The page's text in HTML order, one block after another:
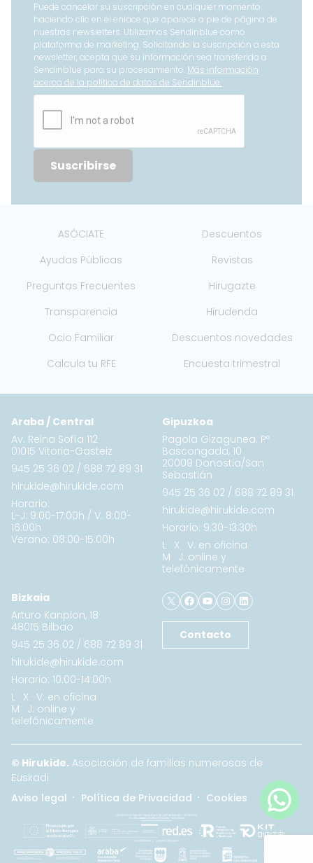
Puede cancelar su suscripción en cualquier momento
haciendo clic en el enlace que aparece a pie de página de
nuestras newsletters. Utilizamos Sendinblue como
plataforma de marketing. Solicitando la suscripción a esta
newsletter, acepta que su información sea transferida a
Sendinblue para su procesamiento. Más información
acerca de la política de datos de Sendinblue.
Suscribirse
ASÓCIATE
Descuentos
Ayudas Públicas
Revistas
Preguntas Frecuentes
Hirugazte
Transparencia
Hirudenda
Ocio Familiar
Descuentos novedades
Calcula tu RFE
Encuesta trimestral
Araba / Central
Av. Reina Sofía 112
01015 Vitoria-Gasteiz
945 25 36 02 / 688 72 89 31
hirukide@hirukide.com
Horario:
L-J: 9:00-17:00h / V: 8:00-
16:00h
Verano: 08:00-15:00h
Gipuzkoa
Pagola Gizagunea. Pº
Bascongada, 10
20009 Donostia/San
Sebastián
945 25 36 02 / 688 72 89 31
hirukide@hirukide.com
Horario: 9:30-13:30h
L · X · V: en oficina
M · J: online y
telefónicamente
Bizkaia
Arturo Kanpion, 18
48015 Bilbao
945 25 36 02 / 688 72 89 31
hirukide@hirukide.com
Horario: 10:00-14:00h
L · X · V: en oficina
M · J: online y
telefónicamente
X Facebook
YouTube
Instagram
LinkedIn
Contacto
© Hirukide. Asociación de familias numerosas de
Euskadi
Aviso legal
Política de Privacidad Cookies